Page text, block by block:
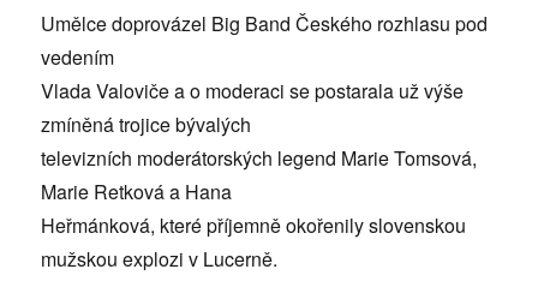
Umělce doprovázel Big Band Českého rozhlasu pod
vedením
Vlada Valoviče a o moderaci se postarala už výše
zmíněná trojice bývalých
televizních moderátorských legend Marie Tomsová,
Marie Retková a Hana
Heřmánková, které příjemně okořenily slovenskou
mužskou explozi v Lucerně.